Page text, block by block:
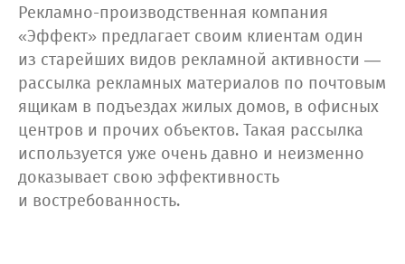
Рекламно-производственная компания
«Эффект» предлагает своим клиентам один
из старейших видов рекламной активности —
рассылка рекламных материалов по почтовым
ящикам в подъездах жилых домов, в офисных
центров и прочих объектов. Такая рассылка
используется уже очень давно и неизменно
доказывает свою эффективность
и востребованность.